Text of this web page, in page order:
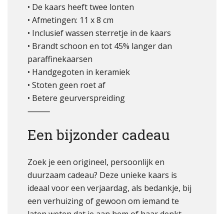
• De kaars heeft twee lonten
• Afmetingen: 11 x 8 cm
• Inclusief wassen sterretje in de kaars
• Brandt schoon en tot 45% langer dan
paraffinekaarsen
• Handgegoten in keramiek
• Stoten geen roet af
• Betere geurverspreiding
⸻
Een bijzonder cadeau
Zoek je een origineel, persoonlijk en
duurzaam cadeau? Deze unieke kaars is
ideaal voor een verjaardag, als bedankje, bij
een verhuizing of gewoon om iemand te